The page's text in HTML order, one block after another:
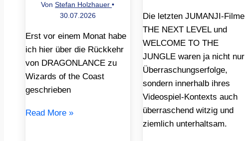
VonStefan Holzhauer•
30.07.2026
Erst vor einem Monat habe
ich hier über die Rückkehr
von DRAGONLANCE zu
Wizards of the Coast
geschrieben
Read More »
Die letzten JUMANJI-Filme
THE NEXT LEVEL und
WELCOME TO THE
JUNGLE waren ja nicht nur
Überraschungserfolge,
sondern innerhalb ihres
Videospiel-Kontexts auch
überraschend witzig und
ziemlich unterhaltsam.